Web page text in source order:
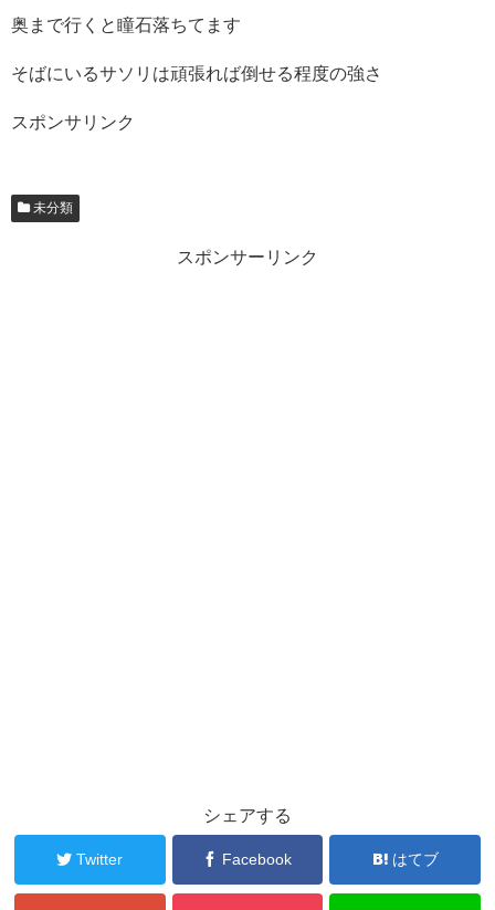
奥まで行くと瞳石落ちてます
そばにいるサソリは頑張れば倒せる程度の強さ
スポンサリンク
未分類
スポンサーリンク
シェアする
Twitter Facebook はてブ